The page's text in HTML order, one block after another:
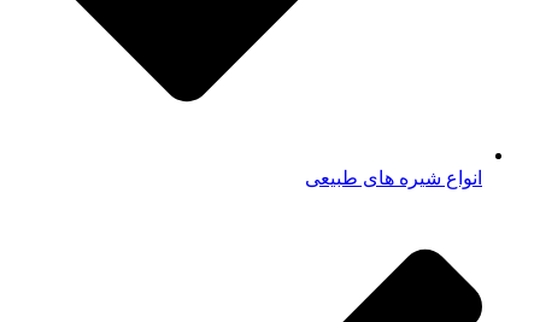
انواع شیره های طبیعی